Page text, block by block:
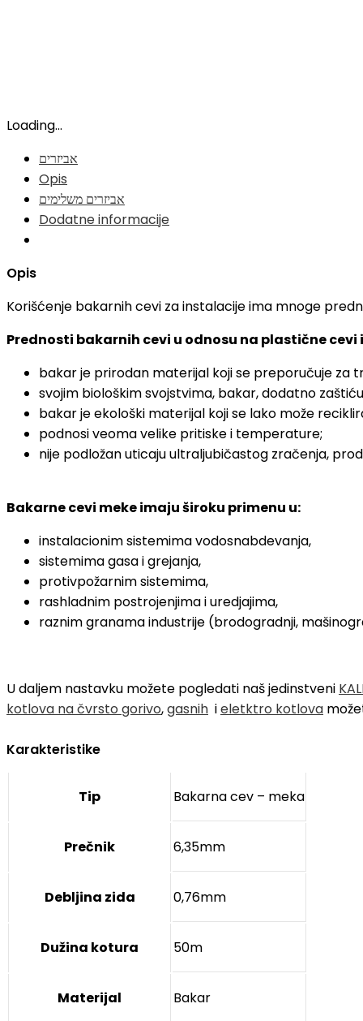
Loading...
אביזרים
Opis
אביזרים משלימים
Dodatne informacije
Opis
Korišćenje bakarnih cevi za instalacije ima mnoge
Prednosti bakarnih cevi u odnosu na plastične
bakar je prirodan materijal koji se preporučuje za
svojim biološkim svojstvima, bakar, dodatno
bakar je ekološki materijal koji se lako može
podnosi veoma velike pritiske i temperature;
nije podložan uticaju ultraljubičastog zračenja,
Bakarne cevi meke imaju široku primenu u:
instalacionim sistemima vodosnabdevanja,
sistemima gasa i grejanja,
protivpožarnim sistemima,
rashladnim postrojenjima i uredjajima,
raznim granama industrije (brodogradnji,
U daljem nastavku možete pogledati naš jedinstveni
kotlova na čvrsto gorivo,gasnih ieletktro kotlova
Karakteristike
Tip Bakarna cev – meka
Prečnik 6,35mm
Debljina zida 0,76mm
Dužina kotura 50m
Materijal
Bakar